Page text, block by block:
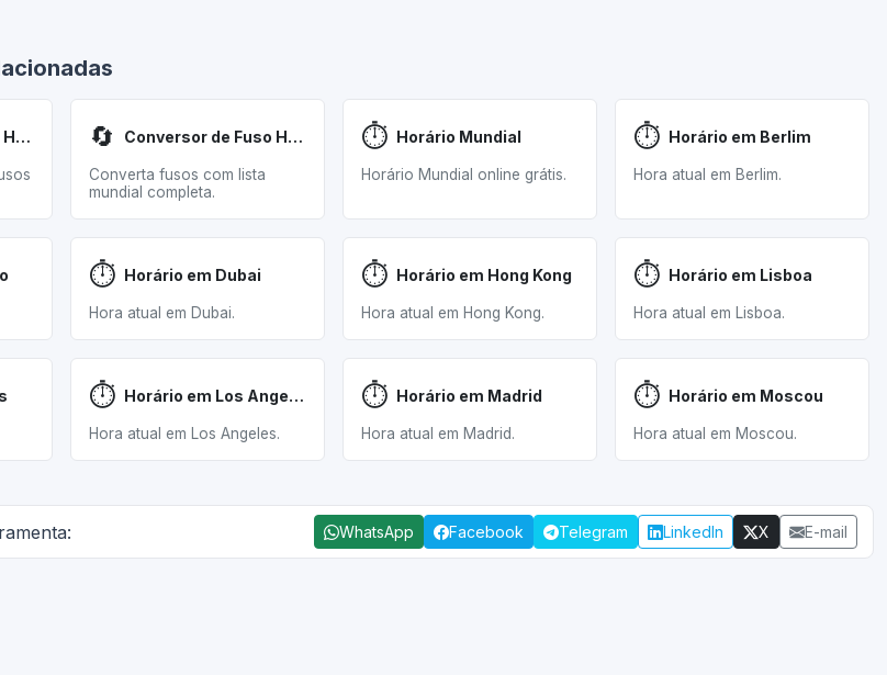
Conversor de Fuso Horário 🔄 Conversor de Fuso Horário (Detalhado)
Converta fusos com lista
mundial completa.
⏱️ Horário Mundial
Horário Mundial online grátis.
⏱️ Horário em Berlim
Hora atual em Berlim.
⏱️ Horário em Dubai
Hora atual em Dubai.
⏱️ Horário em Hong Kong
Hora atual em Hong Kong.
⏱️ Horário em Lisboa
Hora atual em Lisboa.
⏱️ Horário em Los Angeles
Hora atual em Los Angeles.
⏱️ Horário em Madrid
Hora atual em Madrid.
⏱️ Horário em Moscou
Hora atual em Moscou.
WhatsApp Facebook Telegram LinkedIn X E-mail